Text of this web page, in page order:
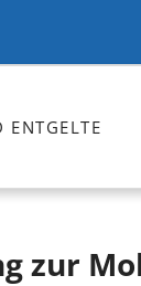
ENTGELTE
zur